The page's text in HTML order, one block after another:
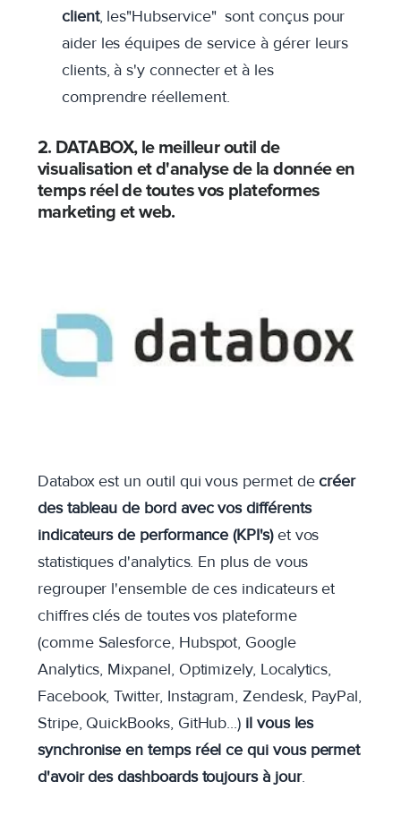
client, les"Hubservice" sont conçus pour
aider les équipes de service à gérer leurs
clients, à s'y connecter et à les
comprendre réellement.
2. DATABOX, le meilleur outil de
visualisation et d'analyse de la donnée en
temps réel de toutes vos plateformes
marketing et web.
Databox est un outil qui vous permet decréer
des tableau de bord avec vos différents
indicateurs de performance (KPI's)et vos
statistiques d'analytics. En plus de vous
regrouper l'ensemble de ces indicateurs et
chiffres clés de toutes vos plateforme
(comme Salesforce, Hubspot, Google
Analytics, Mixpanel, Optimizely, Localytics,
Facebook, Twitter, Instagram, Zendesk, PayPal,
Stripe, QuickBooks, GitHub...) il vous les
synchronise en temps réel ce qui vous permet
d'avoir des dashboards toujours à jour.